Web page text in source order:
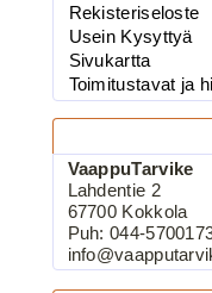
BKK
Rekisteriseloste
Usein Kysyttyä
Sivukartta
Toimitustavat ja
VaappuTarvike
Lahdentie 2
67700 Kokkola
Puh: 044-